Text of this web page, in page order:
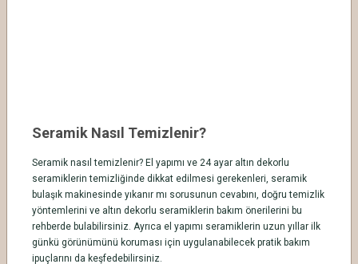
Seramik Nasıl Temizlenir?
Seramik nasıl temizlenir? El yapımı ve 24 ayar altın dekorlu
seramiklerin temizliğinde dikkat edilmesi gerekenleri, seramik
bulaşık makinesinde yıkanır mı sorusunun cevabını, doğru temizlik
yöntemlerini ve altın dekorlu seramiklerin bakım önerilerini bu
rehberde bulabilirsiniz. Ayrıca el yapımı seramiklerin uzun yıllar ilk
günkü görünümünü koruması için uygulanabilecek pratik bakım
ipuçlarını da keşfedebilirsiniz.